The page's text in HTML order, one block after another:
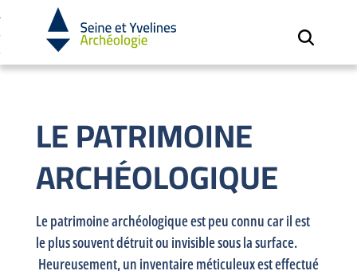
Aller
au
contenu
Aller
à
la
recherche
LE PATRIMOINE
ARCHÉOLOGIQUE
Le patrimoine archéologique est peu connu car il est
le plus souvent détruit ou invisible sous la surface.
Heureusement, un inventaire méticuleux est effectué
Cookies et traceurs utilisés sur ce site.